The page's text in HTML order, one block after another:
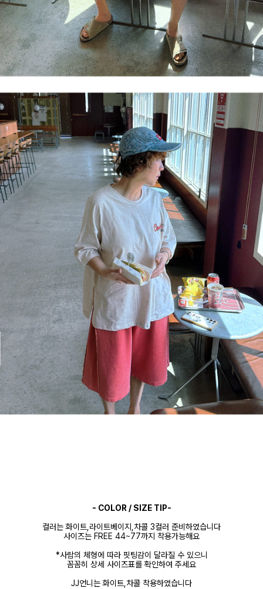
- COLOR / SIZE TIP-
컬러는 화이트,라이트베이지,차콜 3컬러 준비하였습니다
사이즈는 FREE 44~77까지 착용가능해요
*사람의 체형에 따라 핏팅감이 달라질 수 있으니
꼼꼼히 상세 사이즈표를 확인하여 주세요
JJ언니는 화이트,차콜 착용하였습니다